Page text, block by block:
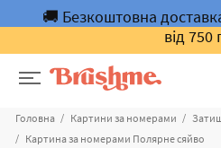
🚚 Безкоштовна
від 750
Головна Картини за номерами
Картина за номерами Полярне сяйво